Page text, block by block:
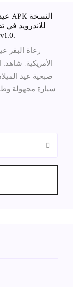
اتصالات وإنترنت تحميل النسخه v1.0.
رعاة البقر
الأمريكية.
صبحية عيد
سيارة مجهولة